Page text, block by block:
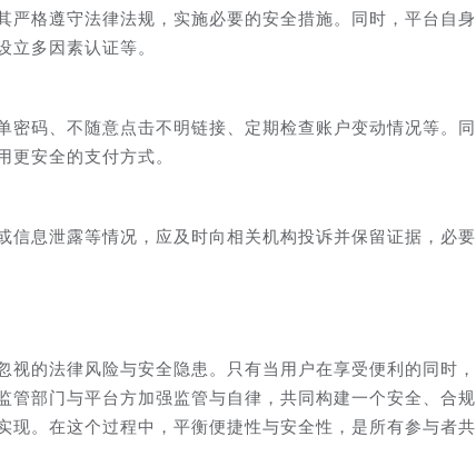
格遵守法律法规，实施必要的安全措施。同时，平台自身
立多因素认证等。
密码、不随意点击不明链接、定期检查账户变动情况等。同
更安全的支付方式。
信息泄露等情况，应及时向相关机构投诉并保留证据，必要
的法律风险与安全隐患。只有当用户在享受便利的同时，
部门与平台方加强监管与自律，共同构建一个安全、合规
现。在这个过程中，平衡便捷性与安全性，是所有参与者共